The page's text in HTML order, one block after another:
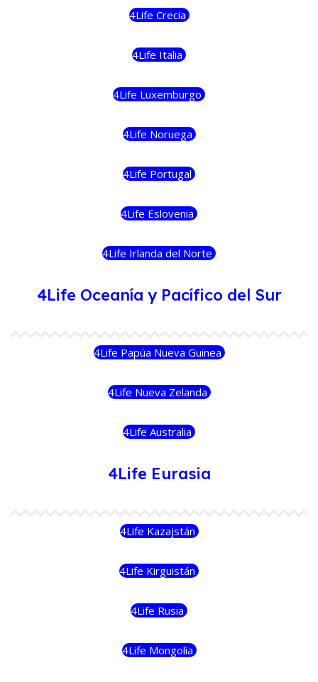
4Life Crecia
4Life Italia
4Life Luxemburgo
4Life Noruega
4Life Portugal
4Life Eslovenia
4Life Irlanda del Norte
4Life Oceanía y Pacífico del Sur
4Life Papúa Nueva Guinea
4Life Nueva Zelanda
4Life Australia
4Life Eurasia
4Life Kazajstán
4Life Kirguistán
4Life Rusia
4Life Mongolia